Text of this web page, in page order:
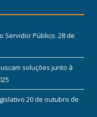
Servidor Público. 28 de
soluções junto à
20 de outubro de